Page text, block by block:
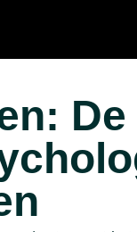
De